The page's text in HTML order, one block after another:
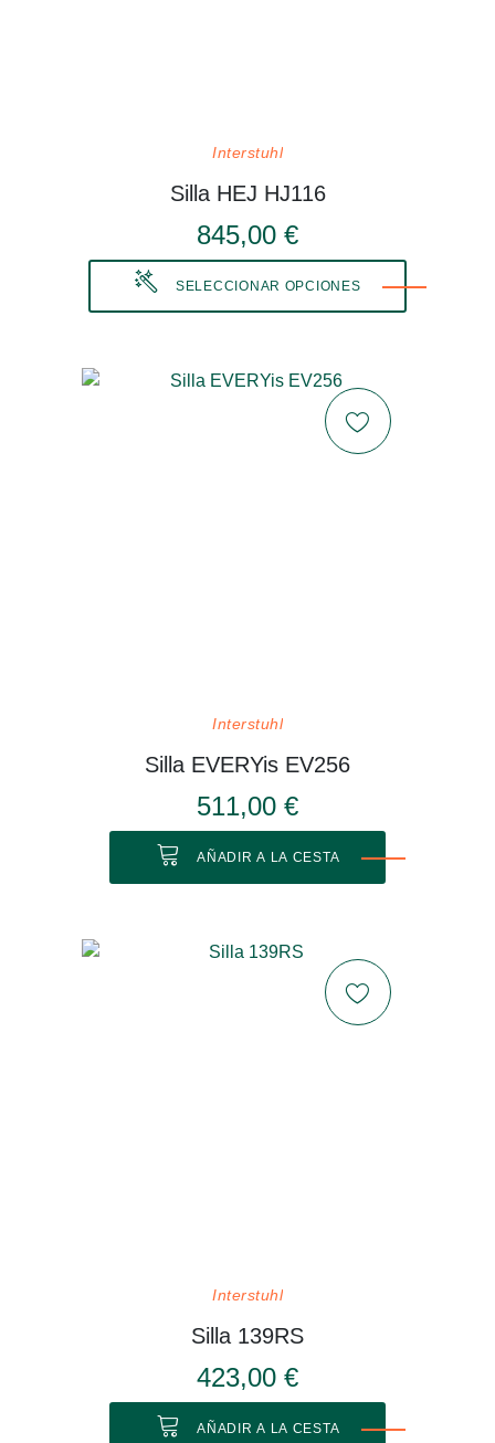
Interstuhl
Silla HEJ HJ116
845,00 €
SELECCIONAR OPCIONES
Interstuhl
Silla EVERYis EV256
511,00 €
AÑADIR A LA CESTA
Interstuhl
Silla 139RS
423,00 €
AÑADIR A LA CESTA